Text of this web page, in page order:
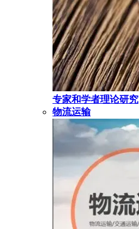
专家和学者理论研究
物流运输